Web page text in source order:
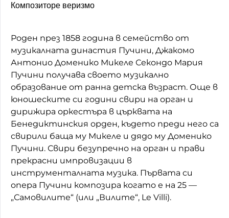
Композиторе веризмо
Роден през 1858 година в семейство от
музикалната династия Пучини, Джакомо
Антонио Доменико Микеле Секондо Мария
Пучини получава своето музикално
образование от ранна детска възраст. Още в
юношеските си години свири на орган и
дирижира оркестъра в църквата на
Бенедиктинския орден, където преди него са
свирили баща му Микеле и дядо му Доменико
Пучини. Свири безупречно на орган и прави
прекрасни импровизации в
инструменталната музика. Първата си
опера Пучини композира когато е на 25 —
„Самовилите“ (или „Вилите“, Le Villi).